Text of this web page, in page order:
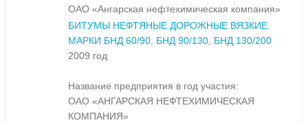
ОАО «Ангарская нефтехимическая компания»
БИТУМЫ НЕФТЯНЫЕ ДОРОЖНЫЕ ВЯЗКИЕ.
МАРКИ БНД 60/90, БНД 90/130, БНД 130/200
2009 год
Название предприятия в год участия:
ОАО «АНГАРСКАЯ НЕФТЕХИМИЧЕСКАЯ
КОМПАНИЯ»